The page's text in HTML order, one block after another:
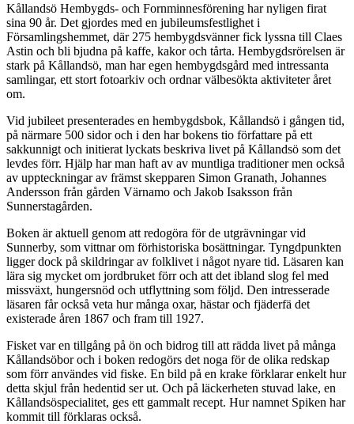
Kållandsö Hembygds- och Fornminnesförening har nyligen firat
sina 90 år. Det gjordes med en jubileumsfestlighet i
Församlingshemmet, där 275 hembygdsvänner fick lyssna till Claes
Astin och bli bjudna på kaffe, kakor och tårta. Hembygdsrörelsen är
stark på Kållandsö, man har egen hembygdsgård med intressanta
samlingar, ett stort fotoarkiv och ordnar välbesökta aktiviteter året
om.
Vid jubileet presenterades en hembygdsbok, Kållandsö i gången tid,
på närmare 500 sidor och i den har bokens tio författare på ett
sakkunnigt och initierat lyckats beskriva livet på Kållandsö som det
levdes förr. Hjälp har man haft av av muntliga traditioner men också
av uppteckningar av främst skepparen Simon Granath, Johannes
Andersson från gården Värnamo och Jakob Isaksson från
Sunnerstagården.
Boken är aktuell genom att redogöra för de utgrävningar vid
Sunnerby, som vittnar om förhistoriska bosättningar. Tyngdpunkten
ligger dock på skildringar av folklivet i något nyare tid. Läsaren kan
lära sig mycket om jordbruket förr och att det ibland slog fel med
missväxt, hungersnöd och utflyttning som följd. Den intresserade
läsaren får också veta hur många oxar, hästar och fjäderfä det
existerade åren 1867 och fram till 1927.
Fisket var en tillgång på ön och bidrog till att rädda livet på många
Kållandsöbor och i boken redogörs det noga för de olika redskap
som förr användes vid fiske. En bild på en krake förklarar enkelt hur
detta skjul från hedentid ser ut. Och på läckerheten stuvad lake, en
Kållandsöspecialitet, ges ett gammalt recept. Hur namnet Spiken har
kommit till förklaras också.